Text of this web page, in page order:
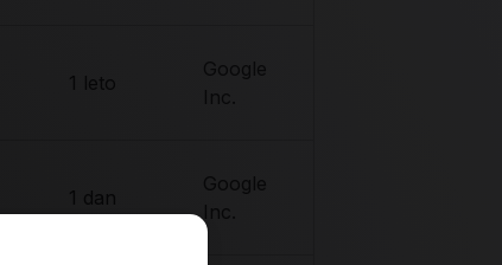
1 leto
Google
Inc.
1 dan
Google
Inc.